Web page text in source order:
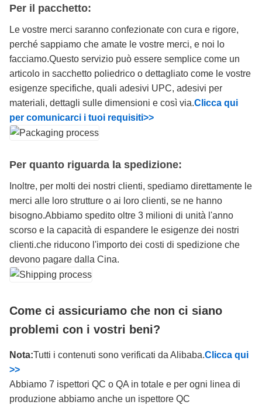
Per il pacchetto:
Le vostre merci saranno confezionate con cura e rigore,
perché sappiamo che amate le vostre merci, e noi lo
facciamo.Questo servizio può essere semplice come un
articolo in sacchetto poliedrico o dettagliato come le vostre
esigenze specifiche, quali adesivi UPC, adesivi per
materiali, dettagli sulle dimensioni e così via. Clicca qui
per comunicarci i tuoi requisiti>>
Per quanto riguarda la spedizione:
Inoltre, per molti dei nostri clienti, spediamo direttamente le
merci alle loro strutture o ai loro clienti, se ne hanno
bisogno.Abbiamo spedito oltre 3 milioni di unità l'anno
scorso e la capacità di espandere le esigenze dei nostri
clienti.che riducono l'importo dei costi di spedizione che
devono pagare dalla Cina.
Come ci assicuriamo che non ci siano
problemi con i vostri beni?
Nota:Tutti i contenuti sono verificati da Alibaba. Clicca qui
>>
Abbiamo 7 ispettori QC o QA in totale e per ogni linea di
produzione abbiamo anche un ispettore QC